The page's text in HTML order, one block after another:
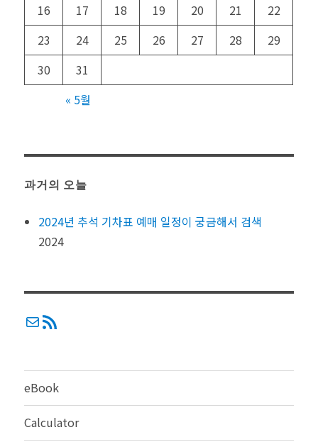
16
17 18 19 20 21
22
23
24 25 26 27 28
29
30
31
« 5월
과거의 오늘
2024년 추석 기차표 예매 일정이 궁금해서 검색
2024
메일RSS
eBook
Calculator